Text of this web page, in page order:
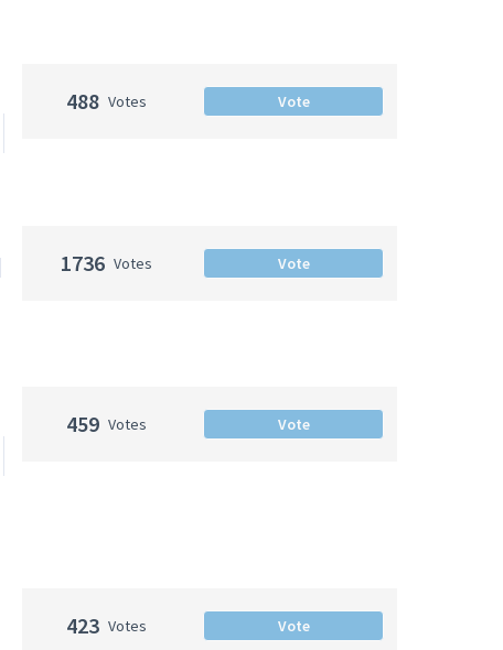
488 Votes Vote
1736 Votes Vote
459 Votes Vote
423 Votes Vote